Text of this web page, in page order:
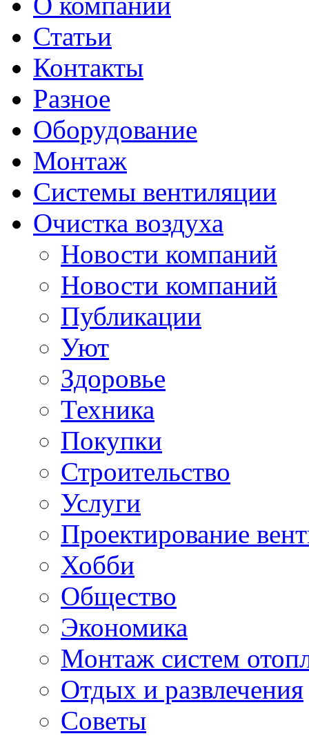
Статьи
Контакты
Разное
Оборудование
Монтаж
Системы вентиляции
Очистка воздуха
Новости компаний
Новости компаний
Публикации
Уют
Здоровье
Техника
Покупки
Строительство
Услуги
Проектирование
Хобби
Общество
Экономика
Монтаж систем
Отдых и развлечения
Советы